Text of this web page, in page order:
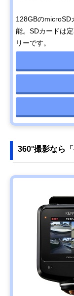
128GBのmicroSD
能。SDカードは
リーです。
360°撮影なら